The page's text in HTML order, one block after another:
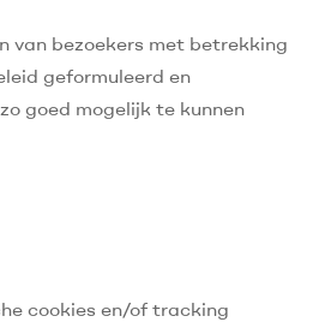
van bezoekers met betrekking
geformuleerd en
goed mogelijk te kunnen
cookies en/of tracking